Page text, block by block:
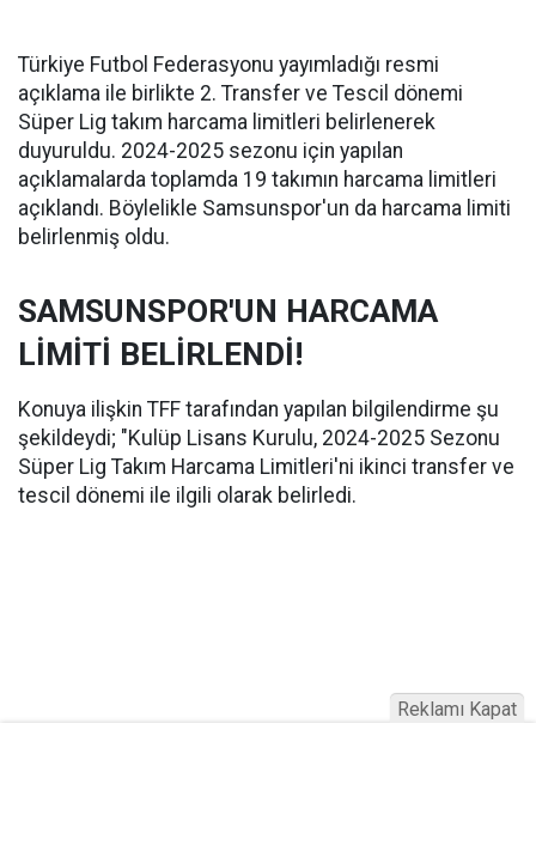
Türkiye Futbol Federasyonu yayımladığı resmi
açıklama ile birlikte 2. Transfer ve Tescil dönemi
Süper Lig takım harcama limitleri belirlenerek
duyuruldu. 2024-2025 sezonu için yapılan
açıklamalarda toplamda 19 takımın harcama limitleri
açıklandı. Böylelikle Samsunspor'un da harcama limiti
belirlenmiş oldu.
SAMSUNSPOR'UN HARCAMA
LİMİTİ BELİRLENDİ!
Konuya ilişkin TFF tarafından yapılan bilgilendirme şu
şekildeydi; "Kulüp Lisans Kurulu, 2024-2025 Sezonu
Süper Lig Takım Harcama Limitleri'ni ikinci transfer ve
tescil dönemi ile ilgili olarak belirledi.
Reklamı Kapat